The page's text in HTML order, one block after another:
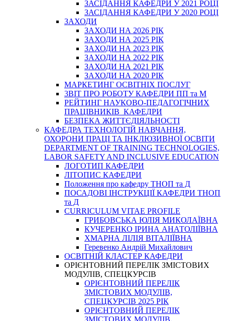
ЗАСІДАННЯ КАФЕДРИ У 2021 РОЦІ
ЗАСІДАННЯ КАФЕДРИ У 2020 РОЦІ
ЗАХОДИ
ЗАХОДИ НА 2026 РІК
ЗАХОДИ НА 2025 РІК
ЗАХОДИ НА 2023 РІК
ЗАХОДИ НА 2022 РІК
ЗАХОДИ НА 2021 РІК
ЗАХОДИ НА 2020 РІК
МАРКЕТИНГ ОСВІТНІХ ПОСЛУГ
3BIT ПРО РОБОТУ КАФЕДРИ ПП та М
РЕЙТИНГ НАУКОВО-ПЕДАГОГІЧНИХ
ПРАЦІВНИКІВ КАФЕДРИ
БЕЗПЕКА ЖИТТЄДІЯЛЬНОСТІ
КАФЕДРА ТЕХНОЛОГІЙ НАВЧАННЯ,
ОХОРОНИ ПРАЦІ ТА ІНКЛЮЗИВНОЇ ОСВІТИ
DEPARTMENT OF TRAINING TECHNOLOGIES,
LABOR SAFETY AND INCLUSIVE EDUCATION
ЛОГОТИП КАФЕДРИ
ЛІТОПИС КАФЕДРИ
Положення про кафедру ТНОП та Д
ПОСАДОВІ ІНСТРУКЦІЇ КАФЕДРИ ТНОП
та Д
CURRICULUM VITAE PROFILE
ГРИБОВСЬКА ЮЛІЯ МИКОЛАЇВНА
КУЧЕРЕНКО ІРИНА АНАТОЛІЇВНА
ХМАРНА ЛІЛІЯ ВІТАЛІЇВНА
Геревенко Андрій Михайлович
ОСВІТНІЙ КЛАСТЕР КАФЕДРИ
ОРІЄНТОВНИЙ ПЕРЕЛІК ЗМІСТОВИХ
МОДУЛІВ, СПЕЦКУРСІВ
ОРІЄНТОВНИЙ ПЕРЕЛІК
ЗМІСТОВИХ МОДУЛІВ,
СПЕЦКУРСІВ 2025 РІК
ОРІЄНТОВНИЙ ПЕРЕЛІК
ЗМІСТОВИХ МОДУЛІВ,